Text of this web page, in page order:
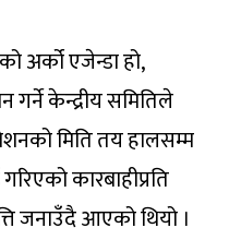
अर्को एजेन्डा हो,
गर्ने केन्द्रीय समितिले
मिति तय हालसम्म
कारबाहीप्रति
जनाउँदै आएको थियो ।